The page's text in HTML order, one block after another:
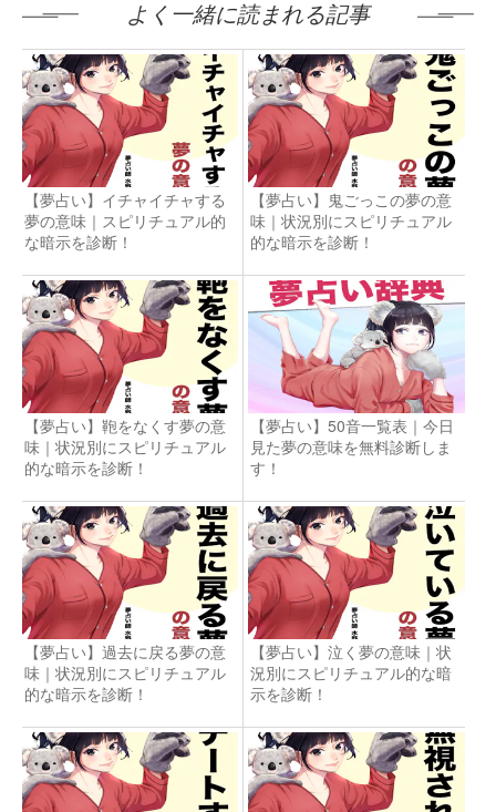
よく一緒に読まれる記事
【夢占い】イチャイチャする
夢の意味｜スピリチュアル的
な暗示を診断！
【夢占い】鬼ごっこの夢の意
味｜状況別にスピリチュアル
的な暗示を診断！
【夢占い】鞄をなくす夢の意
味｜状況別にスピリチュアル
的な暗示を診断！
【夢占い】50音一覧表｜今日
見た夢の意味を無料診断しま
す！
【夢占い】過去に戻る夢の意
味｜状況別にスピリチュアル
的な暗示を診断！
【夢占い】泣く夢の意味｜状
況別にスピリチュアル的な暗
示を診断！